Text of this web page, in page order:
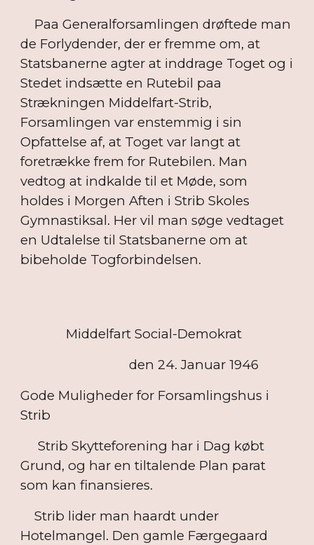
Paa Generalforsamlingen drøftede man
de Forlydender, der er fremme om, at
Statsbanerne agter at inddrage Toget og i
Stedet indsætte en Rutebil paa
Strækningen Middelfart-Strib,
Forsamlingen var enstemmig i sin
Opfattelse af, at Toget var langt at
foretrække frem for Rutebilen. Man
vedtog at indkalde til et Møde, som
holdes i Morgen Aften i Strib Skoles
Gymnastiksal. Her vil man søge vedtaget
en Udtalelse til Statsbanerne om at
bibeholde Togforbindelsen.
Middelfart Social-Demokrat
den 24. Januar 1946
Gode Muligheder for Forsamlingshus i
Strib
Strib Skytteforening har i Dag købt
Grund, og har en tiltalende Plan parat
som kan finansieres.
Strib lider man haardt under
Hotelmangel. Den gamle Færgegaard